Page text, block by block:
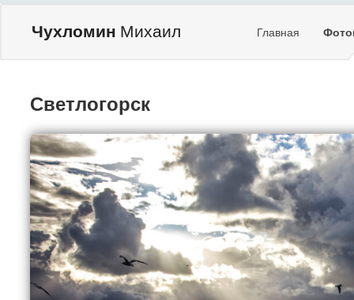
Чухломин Михаил Главная
Светлогорск